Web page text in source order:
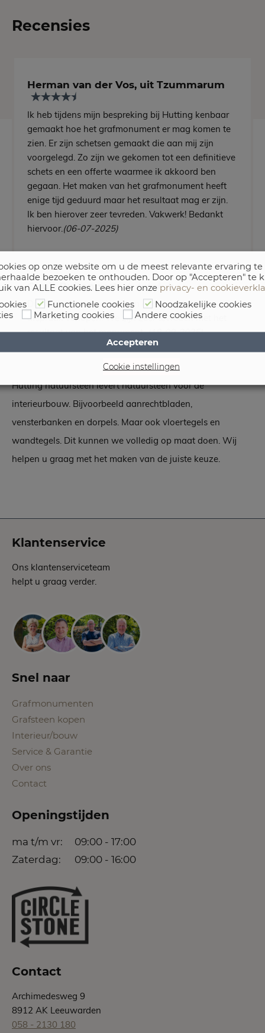
Recensies
Herman van der Vos, uit Tzummarum
Ik heb tijdens mijn bespreking bij Hutting kenbaar
gemaakt hoe het grafmonument er mag komen te
zien. Er zijn schetsen gemaakt die aan mij zijn
voorgelegd. Zo zijn we gekomen tot een definitieve
schets en een offerte waarmee ik akkoord ben
gegaan. Het maken van het grafmonument heeft
enige tijd geduurd maar het resultaat mag er zijn.
Ik ben hierover zeer tevreden. Vakwerk! Bedankt
hiervoor. (06-07-2025)
C., uit Buitenpost
Duidelijke communicatie en alles is volgens
afspraak verlopen. We zijn zeer tevreden met het
resultaat van het monument.(18-09-2025)
Hutting natuursteen levert natuursteen voor de
interieurbouw. Bijvoorbeeld aanrechtbladen,
vensterbanken en dorpels. Maar ook vloertegels en
wandtegels. Dit kunnen we volledig op maat doen. Wij
helpen u graag met het maken van de juiste keuze.
Klantenservice
Ons klantenserviceteam
helpt u graag verder.
Snel naar
Grafmonumenten
Grafsteen kopen
Interieur/bouw
Service & Garantie
Over ons
Contact
Openingstijden
ma t/m vr:
09:00 - 17:00
Zaterdag:
09:00 - 16:00
Contact
Archimedesweg 9
8912 AK Leeuwarden
058 - 2130 180
op onze website om u de meest relevante ervaring
bezoeken te onthouden. Door op "Accepteren" te
van ALLE cookies. Lees hier onze privacy- en
Functionele cookies
Noodzakelijke cookies
Marketing cookies Andere cookies
Cookie instellingen
Accepteren